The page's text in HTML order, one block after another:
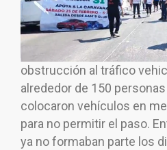
obstrucción al tráfico
alrededor de 150
colocaron vehículos en
para no permitir el paso.
ya no formaban parte los